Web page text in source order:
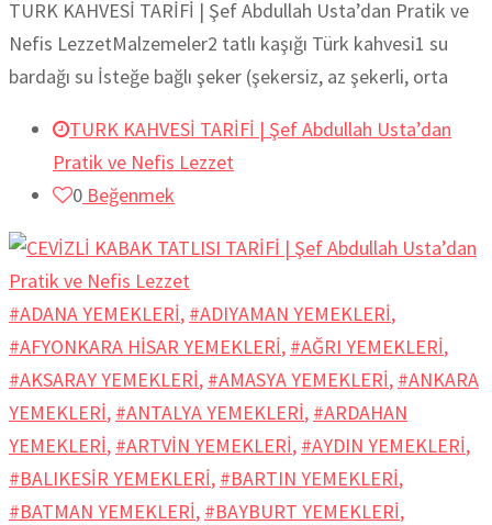
TURK KAHVESİ TARİFİ | Şef Abdullah Usta’dan Pratik ve
Nefis LezzetMalzemeler2 tatlı kaşığı Türk kahvesi1 su
bardağı su İsteğe bağlı şeker (şekersiz, az şekerli, orta
TURK KAHVESİ TARİFİ | Şef Abdullah Usta’dan
Pratik ve Nefis Lezzet
0 Beğenmek
#ADANA YEMEKLERİ, #ADIYAMAN YEMEKLERİ,
#AFYONKARA HİSAR YEMEKLERİ, #AĞRI YEMEKLERİ,
#AKSARAY YEMEKLERİ, #AMASYA YEMEKLERİ, #ANKARA
YEMEKLERİ, #ANTALYA YEMEKLERİ, #ARDAHAN
YEMEKLERİ, #ARTVİN YEMEKLERİ, #AYDIN YEMEKLERİ,
#BALIKESİR YEMEKLERİ, #BARTIN YEMEKLERİ,
#BATMAN YEMEKLERİ, #BAYBURT YEMEKLERİ,